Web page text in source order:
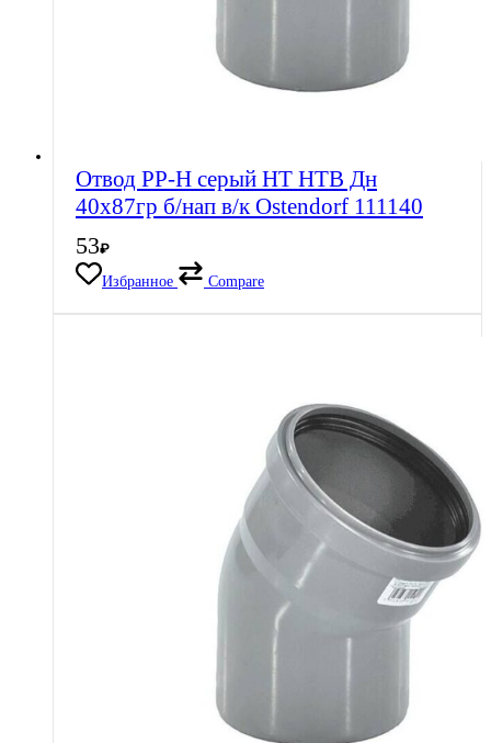
Отвод PP-H серый HT HTB Дн
40х87гр б/нап в/к Ostendorf 111140
53₽
Избранное
Compare